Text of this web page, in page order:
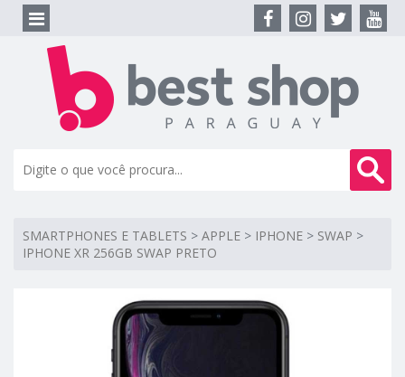
SMARTPHONES E TABLETS > APPLE > IPHONE > SWAP >
IPHONE XR 256GB SWAP PRETO